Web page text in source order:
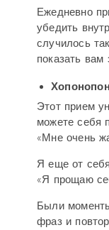
Ежедневно
убедить
случилось
показать вам
Этот прием
можете себя
«Мне очень
Я еще от
«Я прощаю
Были
фраз и